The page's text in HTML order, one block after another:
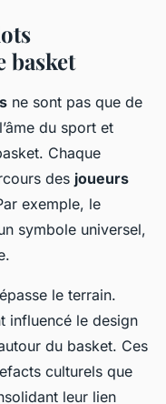
basket
ne sont pas que de
du sport et
Chaque
des joueurs
exemple, le
symbole universel,
le terrain.
influencé le design
du basket. Ces
culturels que
leur lien